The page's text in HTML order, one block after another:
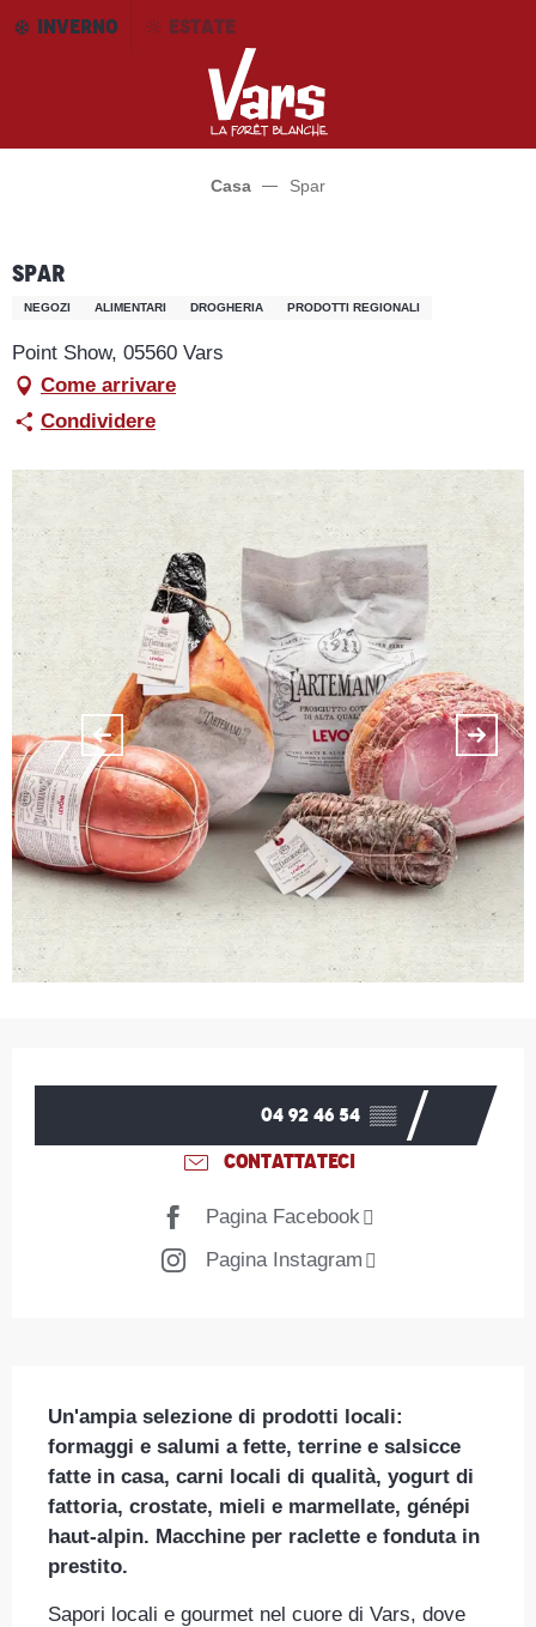
AllerINVERNO ESTATE
Casa Spar
Spar
NEGOZI ALIMENTARI DROGHERIA PRODOTTI REGIONALI
Point Show, 05560 Vars
Come arrivare
Condividere
04 92 46 54 ▒▒
CONTATTATECI
Pagina Facebook
Pagina Instagram
Un'ampia selezione di prodotti locali:
formaggi e salumi a fette, terrine e salsicce
fatte in casa, carni locali di qualità, yogurt di
fattoria, crostate, mieli e marmellate, génépi
haut-alpin. Macchine per raclette e fonduta in
prestito.
Sapori locali e gourmet nel cuore di Vars, dove